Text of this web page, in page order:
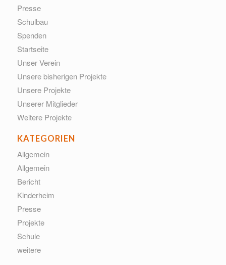
Presse
Schulbau
Spenden
Startseite
Unser Verein
Unsere bisherigen Projekte
Unsere Projekte
Unserer Mitglieder
Weitere Projekte
KATEGORIEN
Allgemein
Allgemein
Bericht
Kinderheim
Presse
Projekte
Schule
weitere